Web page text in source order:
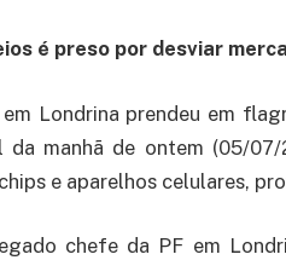
é preso por desviar
Londrina prendeu em
da manhã de ontem (05/
e aparelhos celulares,
chefe da PF em